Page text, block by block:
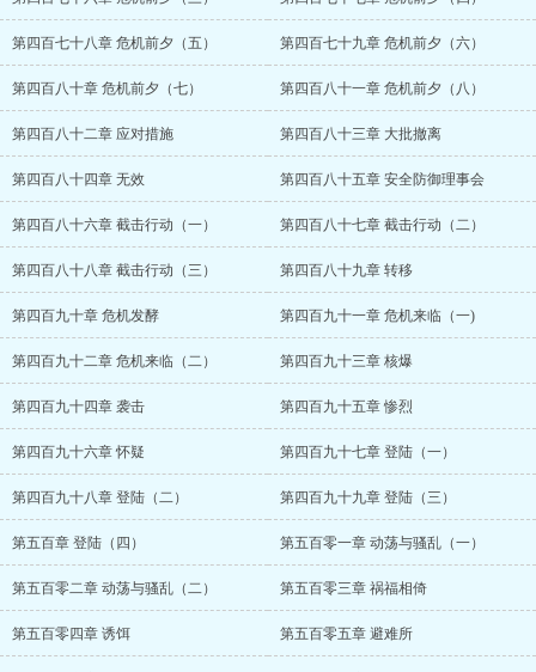
第四百七十八章 危机前夕（五） 第四百七十九章 危机前夕（六）
第四百八十章 危机前夕（七） 第四百八十一章 危机前夕（八）
第四百八十二章 应对措施 第四百八十三章 大批撤离
第四百八十四章 无效 第四百八十五章 安全防御理事会
第四百八十六章 截击行动（一） 第四百八十七章 截击行动（二）
第四百八十八章 截击行动（三） 第四百八十九章 转移
第四百九十章 危机发酵 第四百九十一章 危机来临（一)
第四百九十二章 危机来临（二） 第四百九十三章 核爆
第四百九十四章 袭击 第四百九十五章 惨烈
第四百九十六章 怀疑 第四百九十七章 登陆（一）
第四百九十八章 登陆（二） 第四百九十九章 登陆（三）
第五百章 登陆（四） 第五百零一章 动荡与骚乱（一）
第五百零二章 动荡与骚乱（二） 第五百零三章 祸福相倚
第五百零四章 诱饵 第五百零五章 避难所